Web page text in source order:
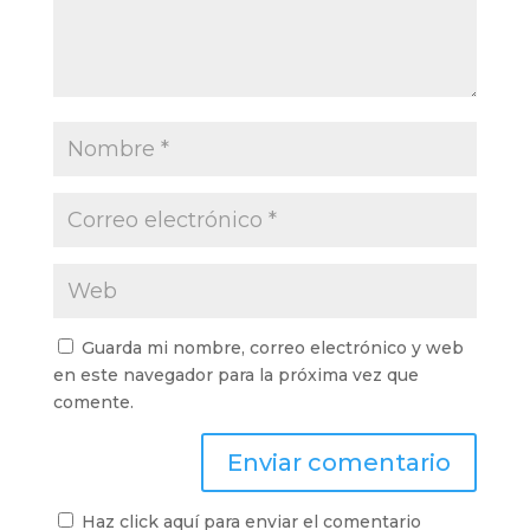
Guarda mi nombre, correo electrónico y web
en este navegador para la próxima vez que
comente.
Haz click aquí para enviar el comentario